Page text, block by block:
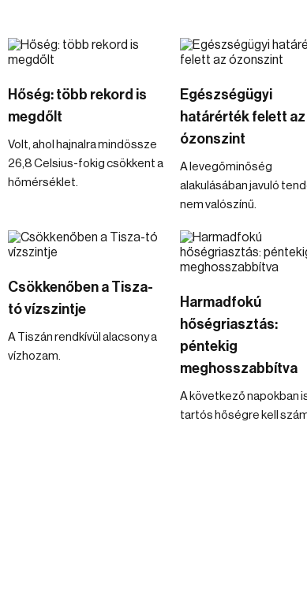
Hőség: több rekord is
megdőlt
Volt, ahol hajnalra mindössze
26,8 Celsius-fokig csökkent a
hőmérséklet.
Egészségügyi
határérték felett az
ózonszint
A levegőminőség
alakulásában javuló
nem valószínű.
Csökkenőben a Tisza-
tó vízszintje
A Tiszán rendkívül alacsony a
vízhozam.
Harmadfokú
hőségriasztás:
péntekig
meghosszabbítva
A következő napokban
tartós hőségre kell